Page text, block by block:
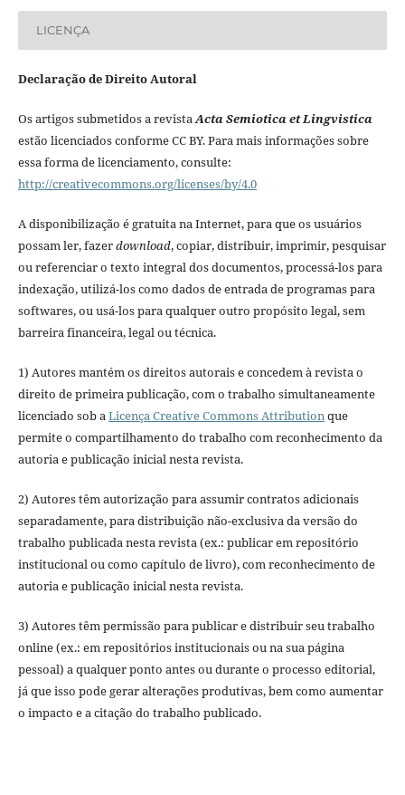
LICENÇA
Declaração de Direito Autoral
Os artigos submetidos a revistaActa Semiotica et Lingvistica
estão licenciados conforme CC BY. Para mais informações sobre
essa forma de licenciamento, consulte:
http://creativecommons.org/licenses/by/4.0
A disponibilização é gratuita na Internet, para que os usuários
possam ler, fazerdownload, copiar, distribuir, imprimir, pesquisar
ou referenciar o texto integral dos documentos, processá-los para
indexação, utilizá-los como dados de entrada de programas para
softwares, ou usá-los para qualquer outro propósito legal, sem
barreira financeira, legal ou técnica.
1) Autores mantém os direitos autorais e concedem à revista o
direito de primeira publicação, com o trabalho simultaneamente
licenciado sob aLicença Creative Commons Attributionque
permite o compartilhamento do trabalho com reconhecimento da
autoria e publicação inicial nesta revista.
2) Autores têm autorização para assumir contratos adicionais
separadamente, para distribuição não-exclusiva da versão do
trabalho publicada nesta revista (ex.: publicar em repositório
institucional ou como capítulo de livro), com reconhecimento de
autoria e publicação inicial nesta revista.
3) Autores têm permissão para publicar e distribuir seu trabalho
online (ex.: em repositórios institucionais ou na sua página
pessoal) a qualquer ponto antes ou durante o processo editorial,
já que isso pode gerar alterações produtivas, bem como aumentar
o impacto e a citação do trabalho publicado.